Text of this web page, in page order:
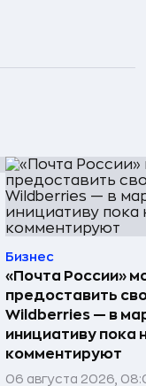
Бизнес
«Почта России»
предоставить
Wildberries — в
инициативу пока
комментируют
06 августа 2026,